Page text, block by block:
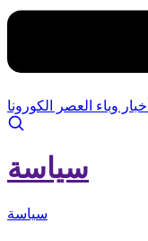
أخبار وباء العصر الكورونا
سياسة
سياسة